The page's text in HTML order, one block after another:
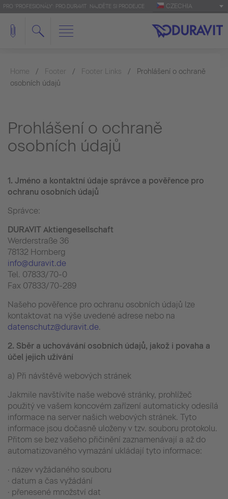
PRO 'PROFESIONÁLY': PRO.DURAVIT NAJDĚTE SI PRODEJCE CZECHIA
Home Footer Footer Links
Prohlášení o ochraně
osobních údajů
Prohlášení o ochraně
osobních údajů
1. Jméno a kontaktní údaje správce a pověřence pro
ochranu osobních údajů
Správce:
DURAVIT Aktiengesellschaft
Werderstraße 36
78132 Hornberg
info@duravit.de
Tel. 07833/70-0
Fax 07833/70-289
Našeho pověřence pro ochranu osobních údajů lze
kontaktovat na výše uvedené adrese nebo na
datenschutz@duravit.de.
2. Sběr a uchovávání osobních údajů, jakož i povaha a
účel jejich užívání
a) Při návštěvě webových stránek
Jakmile navštívíte naše webové stránky, prohlížeč
použitý ve vašem koncovém zařízení automaticky odesílá
informace na server našich webových stránek. Tyto
informace jsou dočasně uloženy v tzv. souboru protokolu.
Přitom se bez vašeho přičinění zaznamenávají a až do
automatizovaného vymazání ukládají tyto informace:
· název vyžádaného souboru
· datum a čas vyžádání
· přenesené množství dat